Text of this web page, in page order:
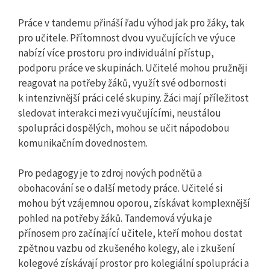
Práce v tandemu přináší řadu výhod jak pro žáky, tak
pro učitele. Přítomnost dvou vyučujících ve výuce
nabízí více prostoru pro individuální přístup,
podporu práce ve skupinách. Učitelé mohou pružněji
reagovat na potřeby žáků, využít své odbornosti
k intenzivnější práci celé skupiny. Žáci mají příležitost
sledovat interakci mezi vyučujícími, neustálou
spolupráci dospělých, mohou se učit nápodobou
komunikačním dovednostem.
Pro pedagogy je to zdroj nových podnětů a
obohacování se o další metody práce. Učitelé si
mohou být vzájemnou oporou, získávat komplexnější
pohled na potřeby žáků. Tandemová výuka je
přínosem pro začínající učitele, kteří mohou dostat
zpětnou vazbu od zkušeného kolegy, ale i zkušení
kolegové získávají prostor pro kolegiální spolupráci a